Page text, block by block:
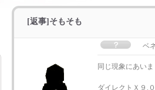
[返事]そもそも
ベ
同じ現象にあい
ダイレクトＸ９.